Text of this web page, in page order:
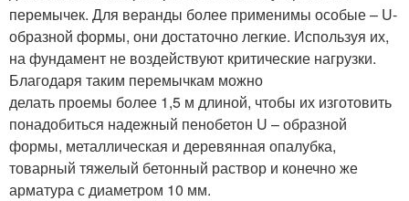
перемычек. Для веранды более применимы особые – U-
образной формы, они достаточно легкие. Используя их,
на фундамент не воздействуют критические нагрузки.
Благодаря таким перемычкам можно
делать проемы более 1,5 м длиной, чтобы их изготовить
понадобиться надежный пенобетон U – образной
формы, металлическая и деревянная опалубка,
товарный тяжелый бетонный раствор и конечно же
арматура с диаметром 10 мм.